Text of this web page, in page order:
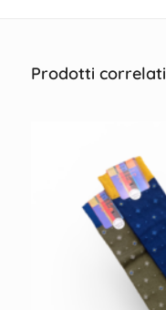
Prodotti correlati